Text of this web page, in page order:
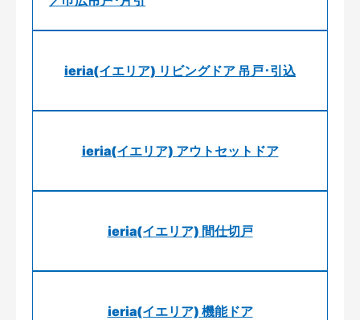
ieria(イエリア) リビングドア 吊戸･引込
ieria(イエリア) アウトセットドア
ieria(イエリア) 間仕切戸
ieria(イエリア) 機能ドア